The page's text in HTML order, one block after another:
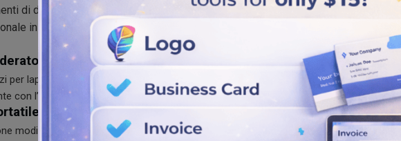
di design importanti. Personalizza il logo specifico
in pochi minuti seguendo alcuni semplici passaggi
per laptop o logo di negozi per sceglierne uno specifico.
con l’identità del tuo marchio e il tuo pubblico.
modificandolo utilizzando correttamente colori, stili,